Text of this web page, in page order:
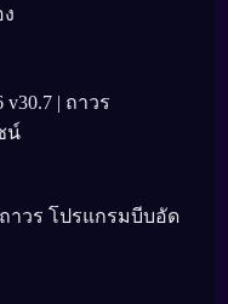
ง
v30.7 | ถาวร
น์
ถาวร โปรแกรมบีบอัด